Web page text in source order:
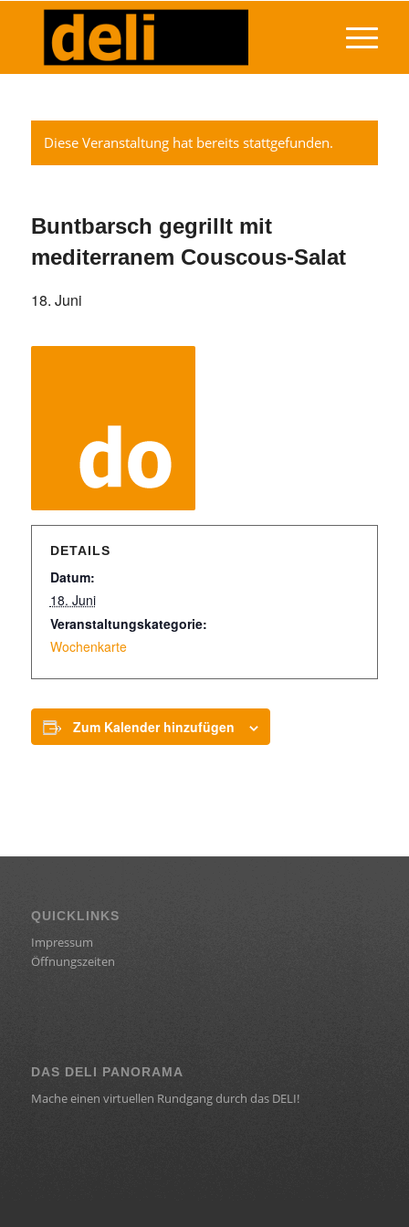
Diese Veranstaltung hat bereits stattgefunden.
Buntbarsch gegrillt mit
mediterranem Couscous-Salat
18. Juni
DETAILS
Datum:
18. Juni
Veranstaltungskategorie:
Wochenkarte
Zum Kalender hinzufügen
QUICKLINKS
Impressum
Öffnungszeiten
DAS DELI PANORAMA
Mache einen virtuellen Rundgang durch das DELI!